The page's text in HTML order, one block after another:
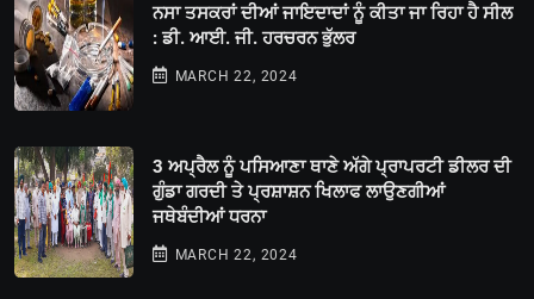
ਨਸਾ ਤਸਕਰਾਂ ਦੀਆਂ ਜਾਇਦਾਦਾਂ ਨੂੰ ਕੀਤਾ ਜਾ ਰਿਹਾ ਹੈ ਸੀਲ
: ਡੀ. ਆਈ. ਜੀ. ਹਰਚਰਨ ਭੁੱਲਰ
MARCH 22, 2024
3 ਅਪ੍ਰੈਲ ਨੂੰ ਪਸਿਆਣਾ ਥਾਣੇ ਅੱਗੇ ਪ੍ਰਾਪਰਟੀ ਡੀਲਰ ਦੀ
ਗੁੰਡਾ ਗਰਦੀ ਤੇ ਪ੍ਰਸ਼ਾਸ਼ਨ ਖਿਲਾਫ ਲਾਉਣਗੀਆਂ
ਜਥੇਬੰਦੀਆਂ ਧਰਨਾ
MARCH 22, 2024